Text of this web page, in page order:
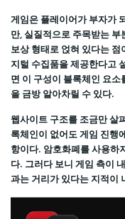
게임은 플레이어가 부자가
만, 실질적으로 주목받는
보상 형태로 얹혀 있다는
지털 수집품을 제공한다고
면 이 구성이 블록체인 요
을 금방 알아차릴 수 있다.
웹사이트 구조를 조금만 살
록체인이 없어도 게임 진행
항이다. 암호화폐를 사용하
다. 그러다 보니 게임 측이
과는 거리가 있다는 지적이